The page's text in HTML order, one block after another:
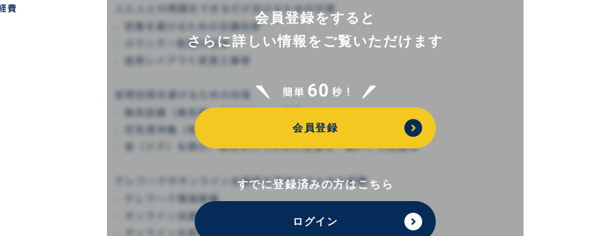
会員登録をすると
さらに詳しい情報を ご覧いただけます
会員登録
すでに登録済みの方はこちら
ログイン